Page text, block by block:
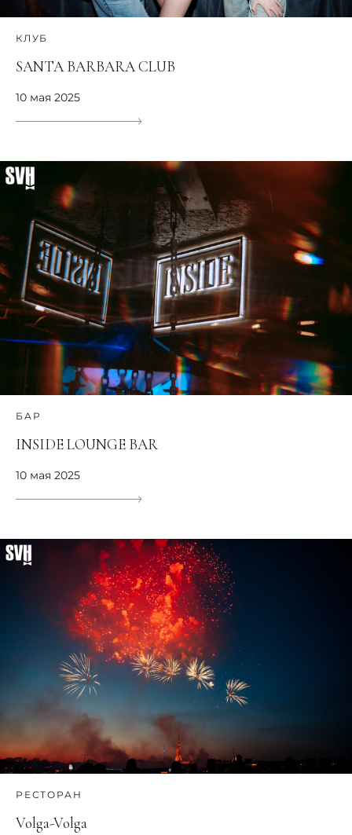
КЛУБ
SANTA BARBARA CLUB
10 мая 2025
БАР
INSIDE LOUNGE BAR
10 мая 2025
РЕСТОРАН
Volga-Volga